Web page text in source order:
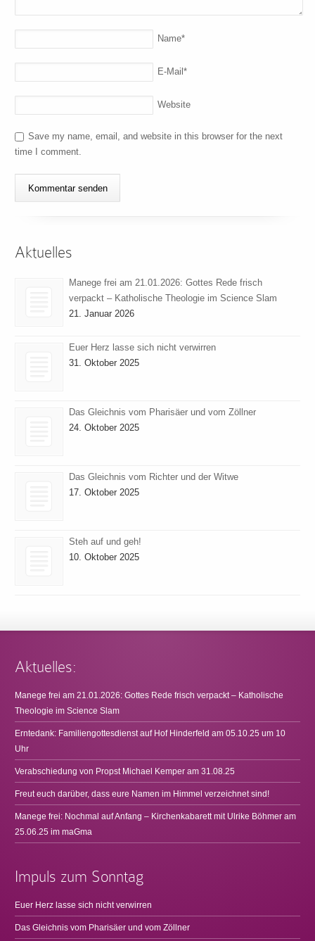
Name*
E-Mail*
Website
Save my name, email, and website in this browser for the next
time I comment.
Aktuelles
Manege frei am 21.01.2026: Gottes Rede frisch
verpackt – Katholische Theologie im Science Slam
21. Januar 2026
Euer Herz lasse sich nicht verwirren
31. Oktober 2025
Das Gleichnis vom Pharisäer und vom Zöllner
24. Oktober 2025
Das Gleichnis vom Richter und der Witwe
17. Oktober 2025
Steh auf und geh!
10. Oktober 2025
Aktuelles:
Manege frei am 21.01.2026: Gottes Rede frisch verpackt – Katholische
Theologie im Science Slam
Erntedank: Familiengottesdienst auf Hof Hinderfeld am 05.10.25 um 10
Uhr
Verabschiedung von Propst Michael Kemper am 31.08.25
Freut euch darüber, dass eure Namen im Himmel verzeichnet sind!
Manege frei: Nochmal auf Anfang – Kirchenkabarett mit Ulrike Böhmer am
25.06.25 im maGma
Impuls zum Sonntag
Euer Herz lasse sich nicht verwirren
Das Gleichnis vom Pharisäer und vom Zöllner